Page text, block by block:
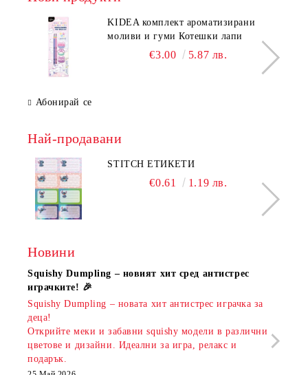
KIDEA комплект ароматизирани
моливи и гуми Котешки лапи
€3.00 5.87 лв.
Абонирай се
Най-продавани
STITCH ЕТИКЕТИ
€0.61 1.19 лв.
Новини
Squishy Dumpling – новият хит сред антистрес
играчките! 🎉
Squishy Dumpling – новата хит антистрес играчка за
деца!
Открийте меки и забавни squishy модели в различни
цветове и дизайни. Идеални за игра, релакс и
подарък.